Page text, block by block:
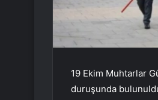
19 Ekim Muhtarlar
duruşunda